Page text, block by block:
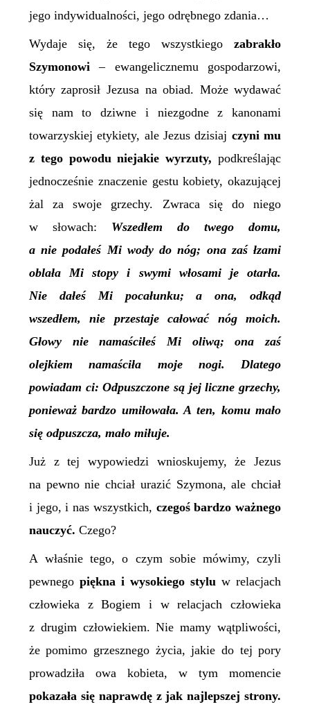
jego indywidualności, jego odrębnego zdania…
Wydaje się, że tego wszystkiegozabrakło
Szymonowi– ewangelicznemu gospodarzowi,
który zaprosił Jezusa na obiad. Może wydawać
się nam to dziwne i niezgodne z kanonami
towarzyskiej etykiety, ale Jezus dzisiaj czyni mu
z tego powodu niejakie wyrzuty,podkreślając
jednocześnie znaczenie gestu kobiety, okazującej
żal za swoje grzechy. Zwraca się do niego
w słowach: Wszedłem do twego domu,
a nie podałeś Mi wody do nóg; ona zaś łzami
oblała Mi stopy i swymi włosami je otarła.
Nie dałeś Mi pocałunku; a ona, odkąd
wszedłem, nie przestaje całować nóg moich.
Głowy nie namaściłeś Mi oliwą; ona zaś
olejkiem namaściła moje nogi. Dlatego
powiadam ci: Odpuszczone są jej liczne grzechy,
ponieważ bardzo umiłowała. A ten, komu mało
się odpuszcza, mało miłuje.
Już z tej wypowiedzi wnioskujemy, że Jezus
na pewno nie chciał urazić Szymona, ale chciał
i jego, i nas wszystkich, czegoś bardzo ważnego
nauczyć. Czego?
A właśnie tego, o czym sobie mówimy, czyli
pewnego piękna i wysokiego stylu w relacjach
człowieka z Bogiem i w relacjach człowieka
z drugim człowiekiem. Nie mamy wątpliwości,
że pomimo grzesznego życia, jakie do tej pory
prowadziła owa kobieta, w tym momencie
pokazała się naprawdę z jak najlepszej strony.